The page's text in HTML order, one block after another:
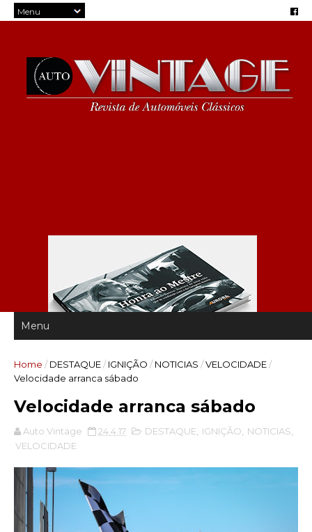
Home / DESTAQUE/ IGNIÇÃO / NOTICIAS /VELOCIDADE/
Velocidade arranca sábado
Velocidade arranca sábado
Auto Vintage 24.4.17 DESTAQUE IGNIÇÃO NOTICIAS
VELOCIDADE